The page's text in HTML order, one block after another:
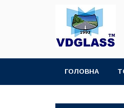
ГОЛОВНА